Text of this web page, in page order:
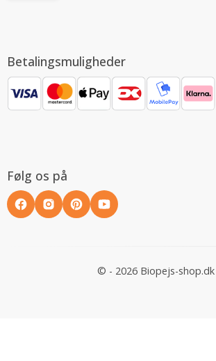
Betalingsmuligheder
Følg os på
© - 2026 Biopejs-shop.dk